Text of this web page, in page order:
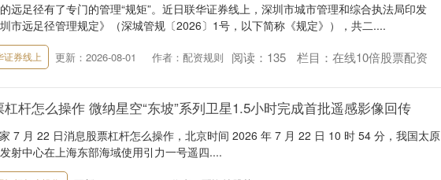
远足径有了专门的管理“规矩”。近日联华证券线上，深圳市城市管理和综合执法局印发
圳市远足径管理规定》（深城管规〔2026〕1号，以下简称《规定》），共二....
证券线上 更新：2026-08-01 作者：配资规则 阅读： 135 栏目： 在线10倍股票配资
杠杆怎么操作 微纳星空“东坡”系列卫星1.5小时完成首批遥感影像回传
7 月 22 日消息股票杠杆怎么操作，北京时间 2026 年 7 月 22 日 10 时 54 分，我国太原
射中心在上海东部海域使用引力一号遥四....